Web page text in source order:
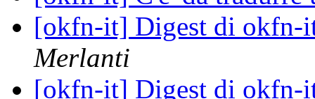
[okfn-it] Digest di okfn-
Merlanti
[okfn-it] Digest di okfn-